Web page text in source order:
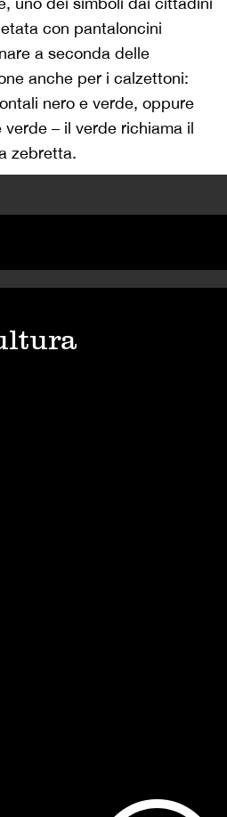
con pantaloncini
a seconda delle
anche per i calzettoni:
nero e verde, oppure
– il verde richiama il
zebretta.